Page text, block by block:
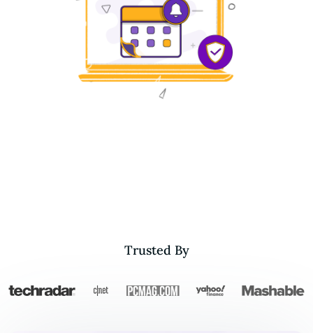
Trusted By